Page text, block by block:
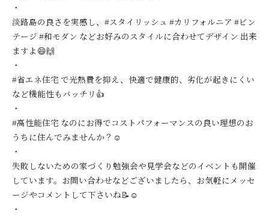
・
淡路島の良さを実感し、#スタイリッシュ #カリフォルニア #ビン
テージ #和モダン などお好みのスタイルに合わせてデザイン 出来
ますよ😄🙌
・
#省エネ住宅 で光熱費を抑え、快適で健康的、劣化が起きにくい
など機能性もバッチリ👍
・
#高性能住宅 なのにお得でコストパフォーマンスの良い理想のお
うちに住んでみませんか？☺️
・
失敗しないための家づくり勉強会や見学会などのイベントも開催
しています。お問い合わせなどございましたら、お気軽にメッセ
ージやコメントして下さいね📝☺️
・